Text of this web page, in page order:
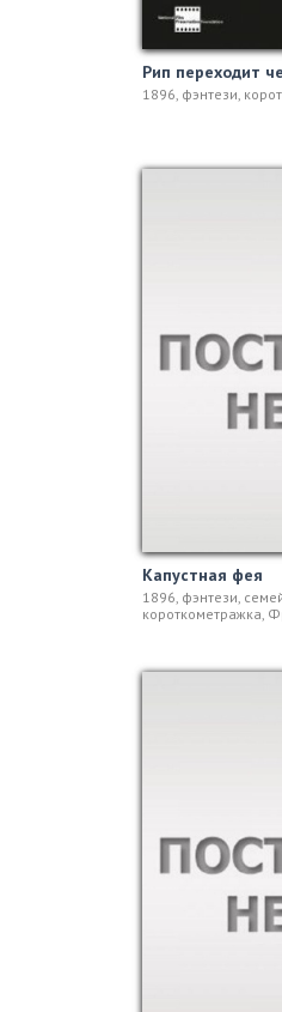
Рип переходит
1896, фэнтези,
Капустная фея
1896, фэнтези,
короткометражка,